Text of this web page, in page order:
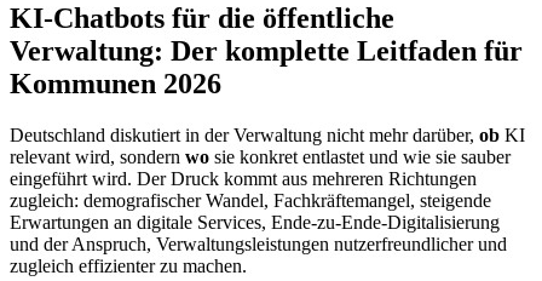
KI-Chatbots für die öffentliche
Verwaltung: Der komplette Leitfaden für
Kommunen 2026
Deutschland diskutiert in der Verwaltung nicht mehr darüber, ob KI
relevant wird, sondern wo sie konkret entlastet und wie sie sauber
eingeführt wird. Der Druck kommt aus mehreren Richtungen
zugleich: demografischer Wandel, Fachkräftemangel, steigende
Erwartungen an digitale Services, Ende-zu-Ende-Digitalisierung
und der Anspruch, Verwaltungsleistungen nutzerfreundlicher und
zugleich effizienter zu machen.